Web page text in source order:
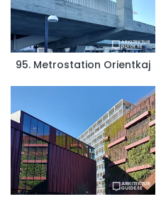
95. Metrostation Orientkaj